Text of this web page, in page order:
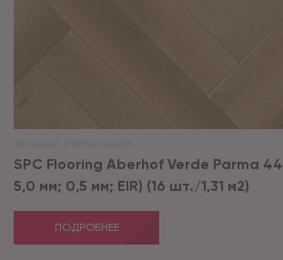
SPC Flooring Aberhof Verde Parma
5,0 мм; 0,5 мм; EIR) (16 шт./1,31 м2)
ПОДРОБНЕЕ